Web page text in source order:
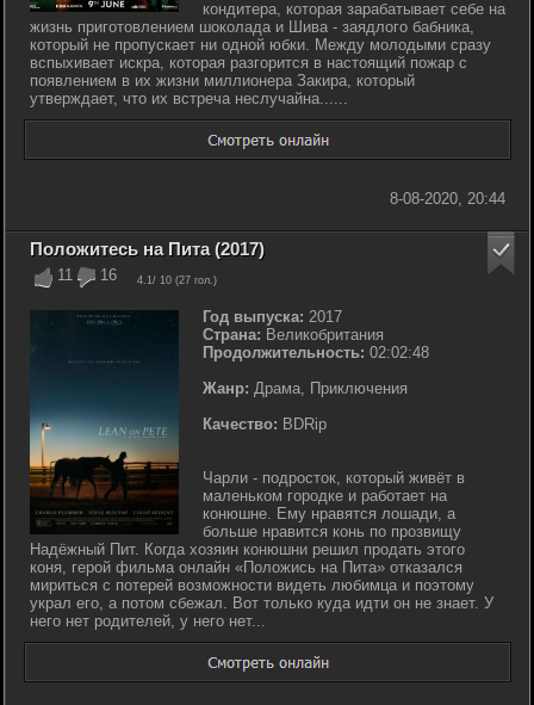
кондитера, которая зарабатывает себе на
жизнь приготовлением шоколада и Шива - заядлого бабника,
который не пропускает ни одной юбки. Между молодыми сразу
вспыхивает искра, которая разгорится в настоящий пожар с
появлением в их жизни миллионера Закира, который
утверждает, что их встреча неслучайна......
8-08-2020, 20:44
11 16 4.1/ 10 (27 гол.)
Положитесь на Пита (2017)
Год выпуска: 2017
Страна: Великобритания
Продолжительность: 02:02:48
Жанр: Драма, Приключения
Качество: BDRip
Чарли - подросток, который живёт в
маленьком городке и работает на
конюшне. Ему нравятся лошади, а
больше нравится конь по прозвищу
Надёжный Пит. Когда хозяин конюшни решил продать этого
коня, герой фильма онлайн «Положись на Пита» отказался
мириться с потерей возможности видеть любимца и поэтому
украл его, а потом сбежал. Вот только куда идти он не знает. У
него нет родителей, у него нет...